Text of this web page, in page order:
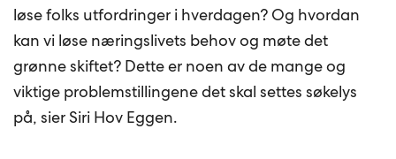
løse folks utfordringer i hverdagen? Og hvordan
kan vi løse næringslivets behov og møte det
grønne skiftet? Dette er noen av de mange og
viktige problemstillingene det skal settes søkelys
på, sier Siri Hov Eggen.